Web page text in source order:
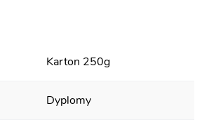
Karton 250g
Dyplomy